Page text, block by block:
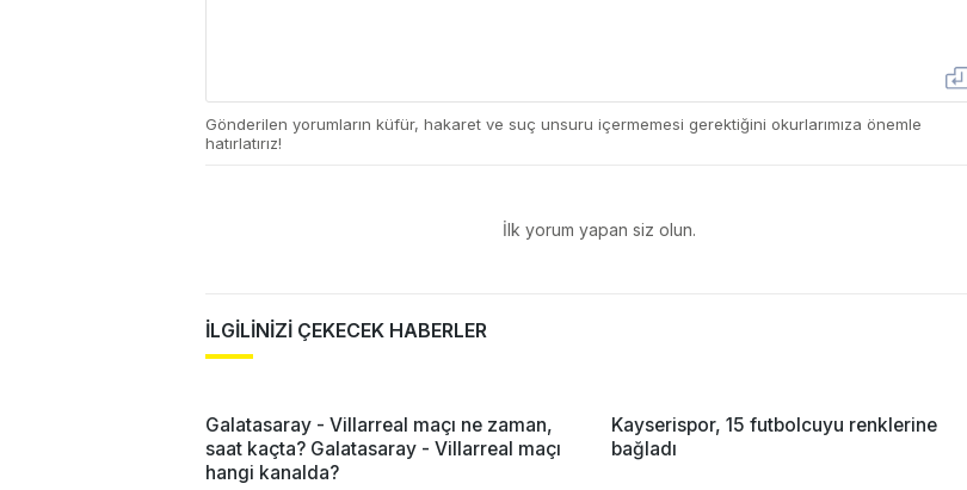
Gönderilen yorumların küfür, hakaret ve suç unsuru içermemesi gerektiğini okurlarımıza önemle
hatırlatırız!
İlk yorum yapan siz olun.
İLGİLİNİZİ ÇEKECEK HABERLER
Galatasaray - Villarreal maçı ne zaman,
saat kaçta? Galatasaray - Villarreal maçı
hangi kanalda?
Kayserispor, 15 futbolcuyu renklerine
bağladı